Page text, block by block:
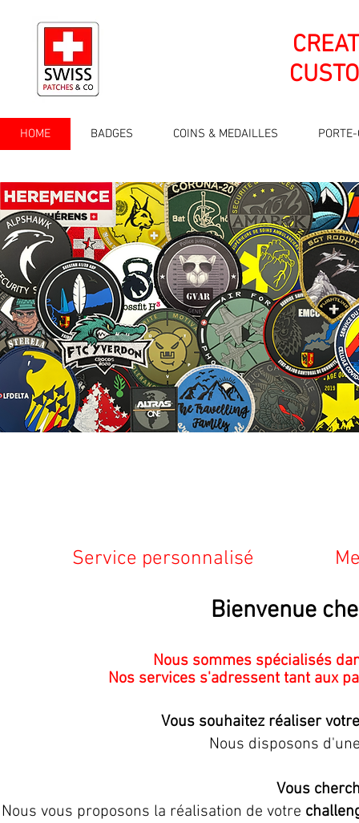
HOME BADGES COINS & MEDAILLES
Service personnalisé
Bienvenue
Nous sommes spécialisés
Nos services s'adressent tant aux
Vous souhaitez réaliser
Nous disposons
Vous
Nous vous proposons la réalisation de votre